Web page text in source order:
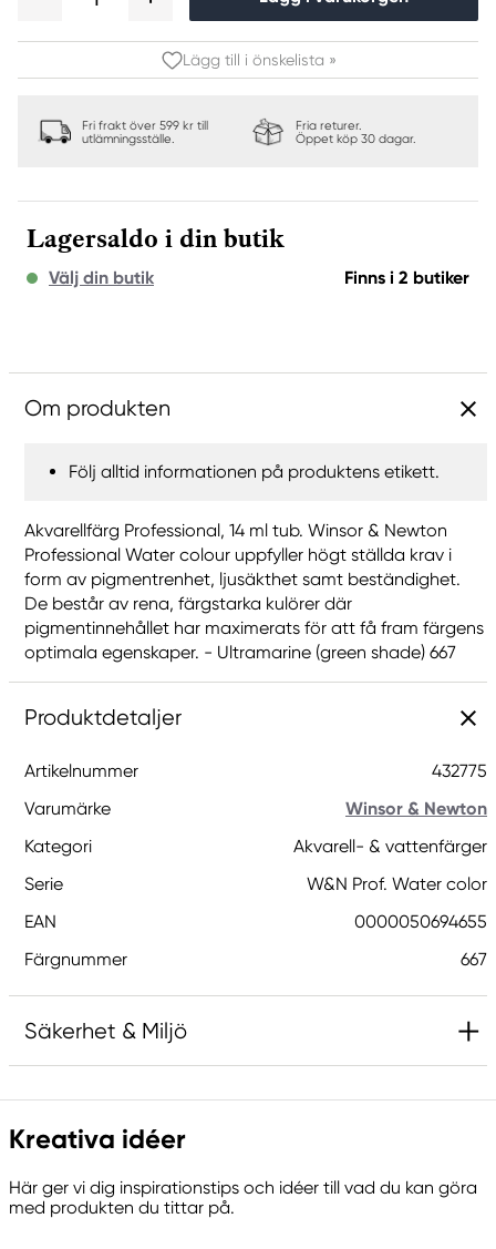
Lägg till i önskelista »
Fri frakt över 599 kr till
utlämningsställe.
Fria returer.
Öppet köp 30 dagar.
Lagersaldo i din butik
Välj din butik Finns i 2 butiker
Om produkten
Följ alltid informationen på produktens etikett.
Akvarellfärg Professional, 14 ml tub. Winsor & Newton
Professional Water colour uppfyller högt ställda krav i
form av pigmentrenhet, ljusäkthet samt beständighet.
De består av rena, färgstarka kulörer där
pigmentinnehållet har maximerats för att få fram färgens
optimala egenskaper. - Ultramarine (green shade) 667
Produktdetaljer
Artikelnummer
432775
Varumärke
Winsor & Newton
Kategori
Akvarell- & vattenfärger
Serie
W&N Prof. Water color
EAN
0000050694655
Färgnummer
667
Säkerhet & Miljö
Innehåller 2-metyl-1,2-bensotiazol-3-(2H)-on;
[MBIT]. Kan orsaka en allergisk reaktion.
Ansvarig EU
Kreativa idéer
Här ger vi dig inspirationstips och idéer till vad du kan göra
med produkten du tittar på.